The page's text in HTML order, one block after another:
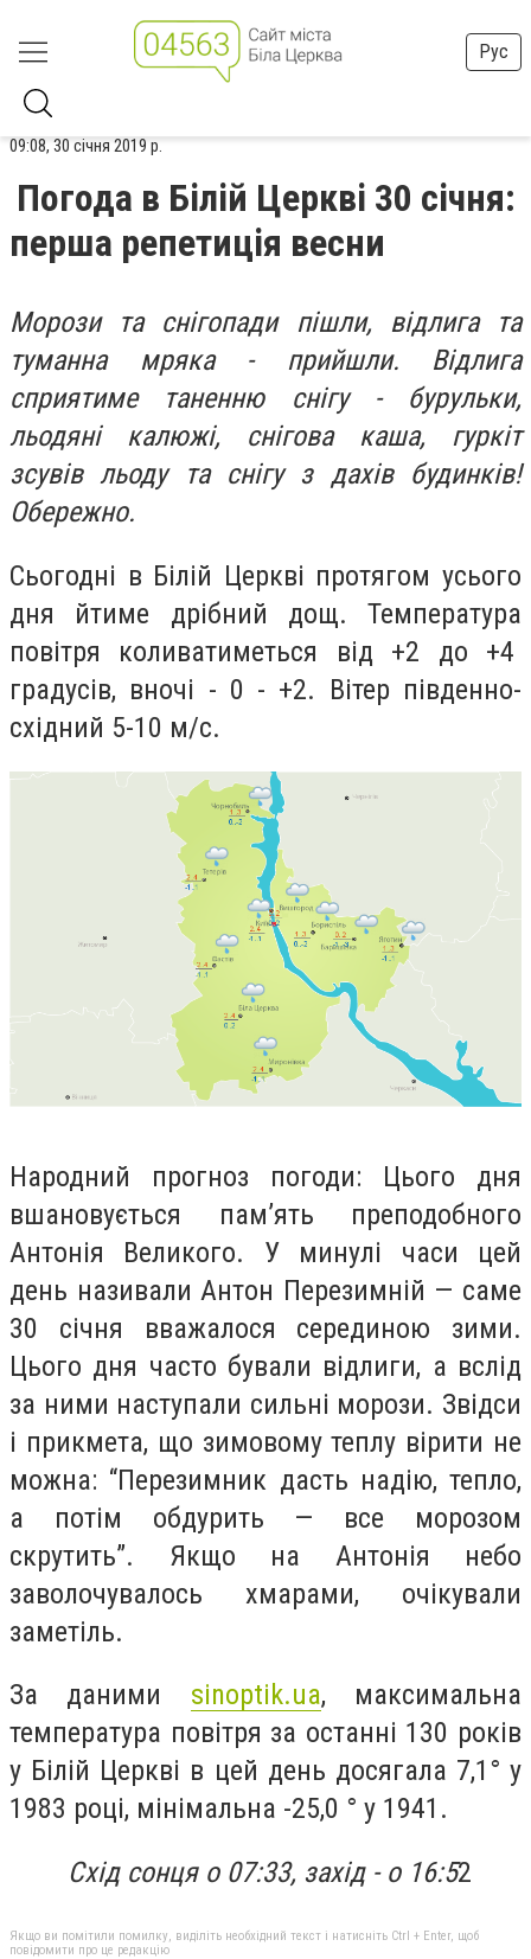
Рус
09:08, 30 січня 2019 р.
Погода в Білій Церкві 30 січня:
перша репетиція весни
Морози та снігопади пішли, відлига та
туманна мряка - прийшли. Відлига
сприятиме таненню снігу - бурульки,
льодяні калюжі, снігова каша, гуркіт
зсувів льоду та снігу з дахів будинків!
Обережно.
Сьогодні в Білій Церкві протягом усього
дня йтиме дрібний дощ. Температура
повітря коливатиметься від +2 до +4
градусів, вночі - 0 - +2. Вітер південно-
східний 5-10 м/с.
Народний прогноз погоди: Цього дня
вшановується пам’ять преподобного
Антонія Великого. У минулі часи цей
день називали Антон Перезимній — саме
30 січня вважалося серединою зими.
Цього дня часто бували відлиги, а вслід
за ними наступали сильні морози. Звідси
і прикмета, що зимовому теплу вірити не
можна: “Перезимник дасть надію, тепло,
а потім обдурить — все морозом
скрутить”. Якщо на Антонія небо
заволочувалось хмарами, очікували
заметіль.
За даними sinoptik.ua, максимальна
температура повітря за останні 130 років
у Білій Церкві в цей день досягала 7,1° у
1983 році, мінімальна -25,0 ° у 1941.
Схід сонця о 07:33, захід - о 16:52
Якщо ви помітили помилку, виділіть необхідний текст і натисніть Ctrl + Enter, щоб
повідомити про це редакцію